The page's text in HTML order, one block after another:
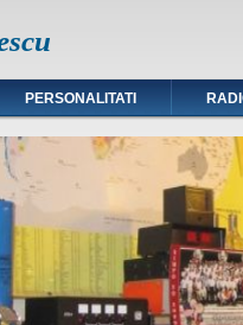
PERSONALITATI